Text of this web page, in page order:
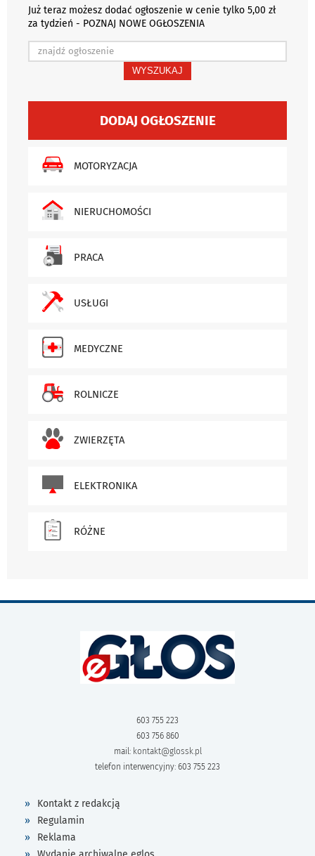
Już teraz możesz dodać ogłoszenie w cenie tylko 5,00 zł
za tydzień - POZNAJ NOWE OGŁOSZENIA
WYSZUKAJ
DODAJ OGŁOSZENIE
MOTORYZACJA
NIERUCHOMOŚCI
PRACA
USŁUGI
MEDYCZNE
ROLNICZE
ZWIERZĘTA
ELEKTRONIKA
RÓŻNE
603 755 223
603 756 860
mail: kontakt@glossk.pl
telefon interwencyjny: 603 755 223
Kontakt z redakcją
Regulamin
Reklama